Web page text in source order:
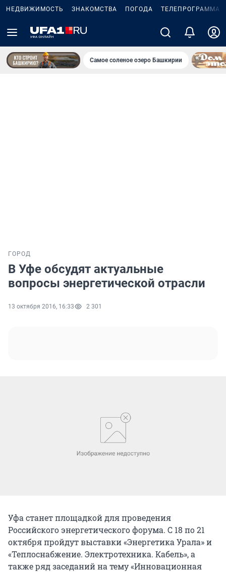
НЕДВИЖИМОСТЬ ЗНАКОМСТВА ПОГОДА ТЕЛЕПРОГРАММА
Самое соленое озеро Башкирии
ГОРОД
В Уфе обсудят актуальные
вопросы энергетической отрасли
13 октября 2016, 16:33 2 301
Уфа станет площадкой для проведения
Российского энергетического форума. С 18 по 21
октября пройдут выставки «Энергетика Урала» и
«Теплоснабжение. Электротехника. Кабель», а
также ряд заседаний на тему «Инновационная